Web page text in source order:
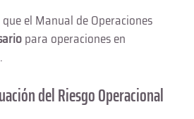
el Manual de Operaciones
para operaciones en
del Riesgo Operacional